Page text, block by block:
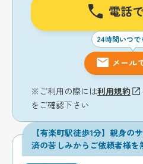
電話
24時間いつで
メール
※ご利用の際には利用規約
をご確認下さい
【有楽町駅徒歩1分】親身の
済の苦しみからご依頼者様を